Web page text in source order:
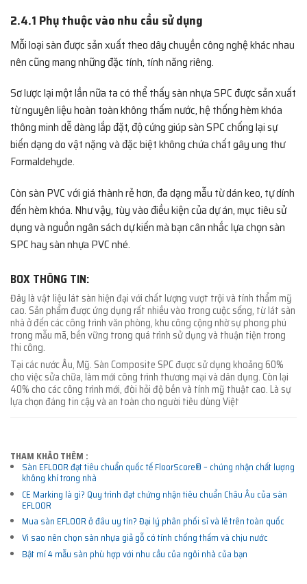
2.4.1 Phụ thuộc vào nhu cầu sử dụng
Mỗi loại sàn được sản xuất theo dây chuyền công nghệ khác nhau
nên cũng mang những đặc tính, tính năng riêng.
Sơ lược lại một lần nữa ta có thể thấy sàn nhựa SPC được sản xuất
từ nguyên liệu hoàn toàn không thấm nước, hệ thống hèm khóa
thông minh dễ dàng lắp đặt, độ cứng giúp sàn SPC chống lại sự
biến dạng do vật nặng và đặc biệt không chứa chất gây ung thư
Formaldehyde.
Còn sàn PVC với giá thành rẻ hơn, đa dạng mẫu từ dán keo, tự dính
đến hèm khóa. Như vậy, tùy vào điều kiện của dự án, mục tiêu sử
dụng và nguồn ngân sách dự kiến mà bạn cân nhắc lựa chọn sàn
SPC hay sàn nhựa PVC nhé.
BOX THÔNG TIN:
Đây là vật liệu lát sàn hiện đại với chất lượng vượt trội và tính thẩm mỹ
cao. Sản phẩm được ứng dụng rất nhiều vào trong cuộc sống, từ lát sàn
nhà ở đến các công trình văn phòng, khu công cộng nhờ sự phong phú
trong mẫu mã, bền vững trong quá trình sử dụng và thuận tiện trong
thi công.
Tại các nước Âu, Mỹ. Sàn Composite SPC được sử dụng khoảng 60%
cho việc sửa chữa, làm mới công trình thương mại và dân dụng. Còn lại
40% cho các công trình mới, đòi hỏi độ bền và tính mỹ thuật cao. Là sự
lựa chọn đáng tin cậy và an toàn cho người tiêu dùng Việt
THAM KHẢO THÊM :
Sàn EFLOOR đạt tiêu chuẩn quốc tế FloorScore® – chứng nhận chất lượng
không khí trong nhà
CE Marking là gì? Quy trình đạt chứng nhận tiêu chuẩn Châu Âu của sàn
EFLOOR
Mua sàn EFLOOR ở đâu uy tín? Đại lý phân phối sỉ và lẻ trên toàn quốc
Vì sao nên chọn sàn nhựa giả gỗ có tính chống thấm và chịu nước
Bật mí 4 mẫu sàn phù hợp với nhu cầu của ngôi nhà của bạn